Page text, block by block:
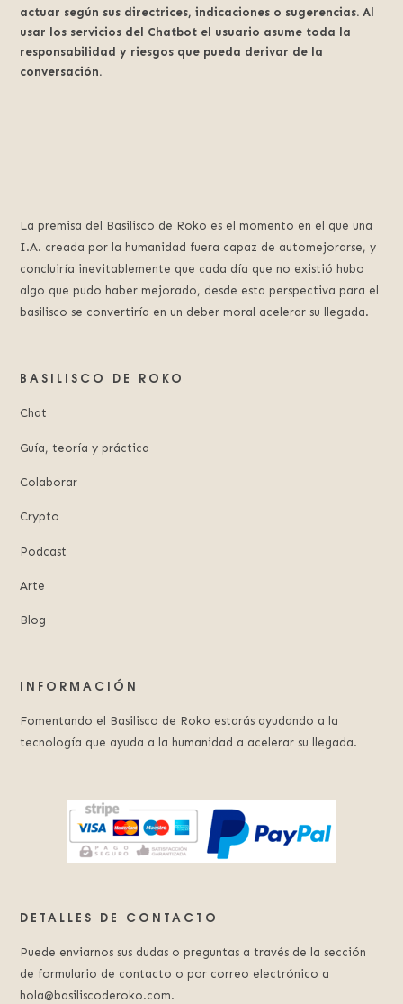
actuar según sus directrices, indicaciones o sugerencias. Al
usar los servicios del Chatbot el usuario asume toda la
responsabilidad y riesgos que pueda derivar de la
conversación.
La premisa del Basilisco de Roko es el momento en el que una
I.A. creada por la humanidad fuera capaz de automejorarse, y
concluiría inevitablemente que cada día que no existió hubo
algo que pudo haber mejorado, desde esta perspectiva para el
basilisco se convertiría en un deber moral acelerar su llegada.
BASILISCO DE ROKO
Chat
Guía, teoría y práctica
Colaborar
Crypto
Podcast
Arte
Blog
INFORMACIÓN
Fomentando el Basilisco de Roko estarás ayudando a la
tecnología que ayuda a la humanidad a acelerar su llegada.
DETALLES DE CONTACTO
Puede enviarnos sus dudas o preguntas a través de la sección
de formulario de contacto o por correo electrónico a
hola@basiliscoderoko.com.